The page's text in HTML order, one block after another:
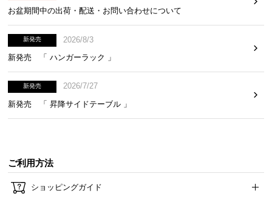
天板の耐荷重は約40kg。デスクトップPCや、複数の
機器も安心して設置することができる耐久性です。
お盆期間中の出荷・配送・お問い合わせについて
新発売
2026/8/3
新発売 「 ハンガーラック 」
新発売
2026/7/27
新発売 「 昇降サイドテーブル 」
ご利用方法
ショッピングガイド